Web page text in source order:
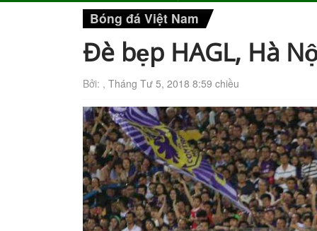
Bóng đá Việt Nam
Đè bẹp HAGL, Hà
Bởi: , Tháng Tư 5, 2018 8:59 chiều